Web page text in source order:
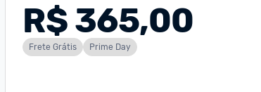
R$ 365,00
Frete Grátis Prime Day